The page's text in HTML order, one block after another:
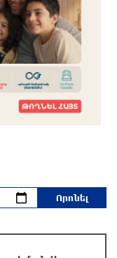
Հայաստանի
կառավարումը.
2 ժամ առաջ
շուրջ 7
է Լիբանանում
կետերի և
մեկ ժամ առաջ